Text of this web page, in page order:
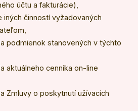
účtu a fakturácie),
iných činností vyžadovaných
podmienok stanovených v týchto
aktuálneho cenníka on-line
Zmluvy o poskytnutí užívacích